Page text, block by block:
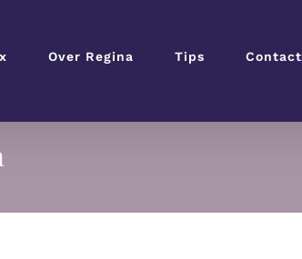
Over Regina Tips Contact